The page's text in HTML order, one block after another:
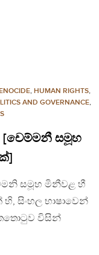
, HUMAN RIGHTS,
AND GOVERNANCE,
‍[චෙම්මනී සමූහ
සමූහ මිනීවළ හී
සිංහල භාෂාවෙන්
විසින්